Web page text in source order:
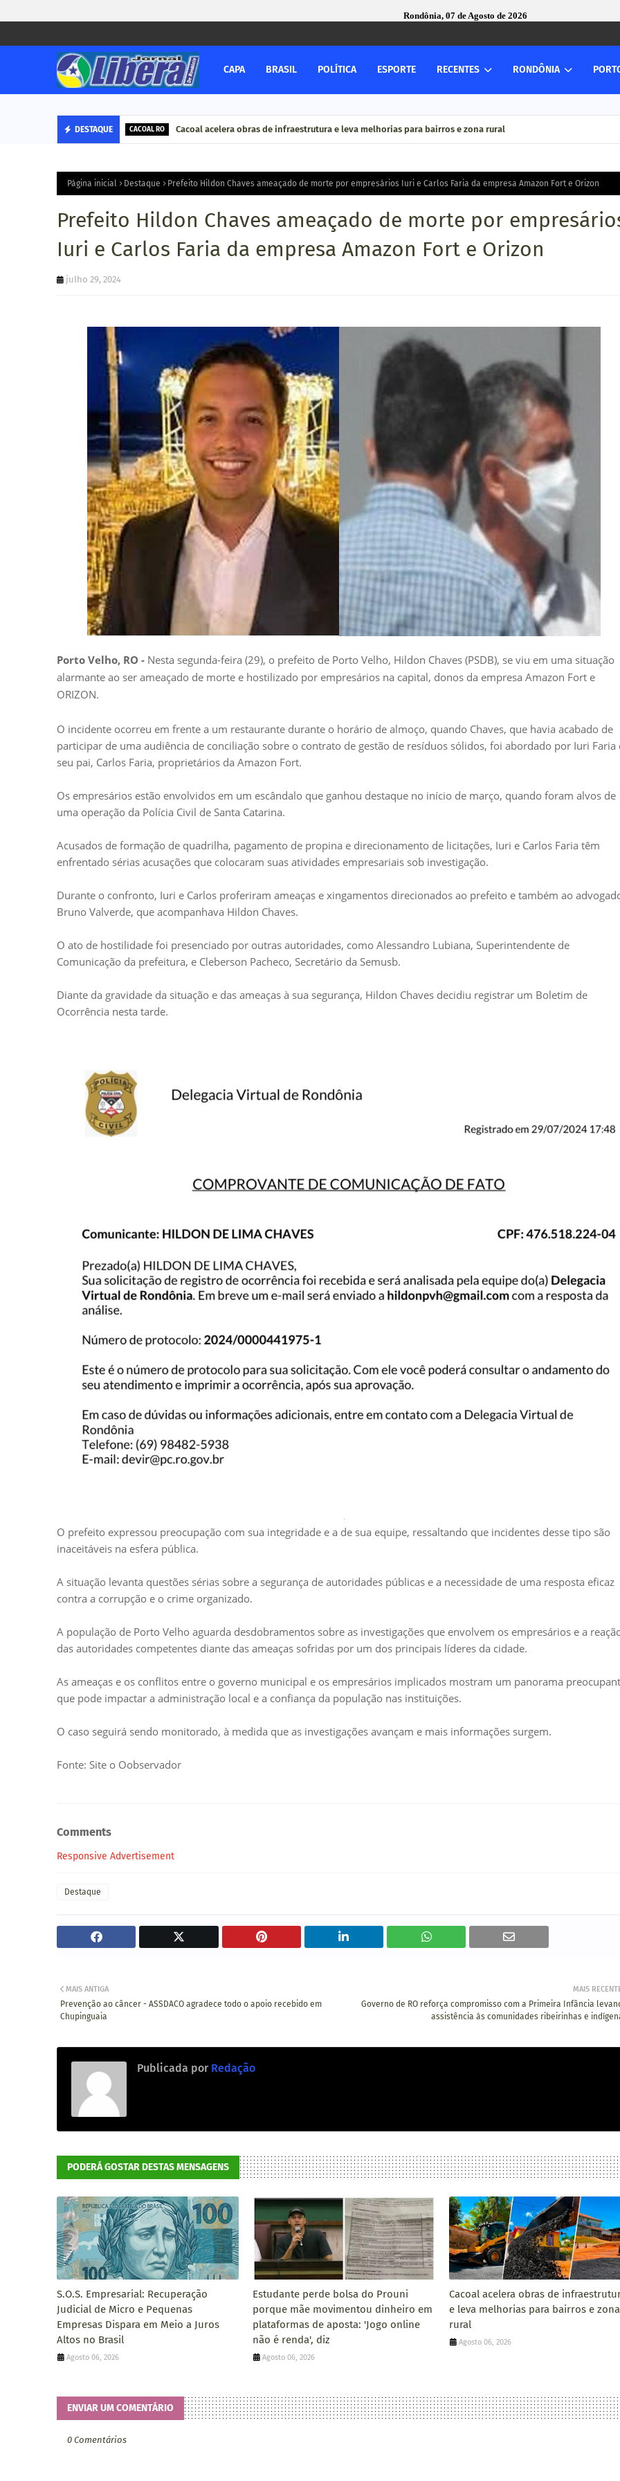
Rondônia, 07 de Agosto de 2026
CAPA BRASIL POLÍTICA ESPORTE RECENTES RONDÔNIA
DESTAQUE CACOAL RO Cacoal acelera obras de infraestrutura e leva melhorias para bairros e zona rural
Página inicial Destaque Prefeito Hildon Chaves ameaçado de morte por empresários Iuri e Carlos Faria da empresa Amazon Fort e Orizon
Prefeito Hildon Chaves ameaçado de morte por
Iuri e Carlos Faria da empresa Amazon Fort e Orizon
julho 29, 2024
Porto Velho, RO - Nesta segunda-feira (29), o prefeito de Porto Velho, Hildon Chaves (PSDB), se viu em uma situação
alarmante ao ser ameaçado de morte e hostilizado por empresários na capital, donos da empresa Amazon Fort e
ORIZON.
O incidente ocorreu em frente a um restaurante durante o horário de almoço, quando Chaves, que havia acabado de
participar de uma audiência de conciliação sobre o contrato de gestão de resíduos sólidos, foi abordado por Iuri Faria
seu pai, Carlos Faria, proprietários da Amazon Fort.
Os empresários estão envolvidos em um escândalo que ganhou destaque no início de março, quando foram alvos de
uma operação da Polícia Civil de Santa Catarina.
Acusados de formação de quadrilha, pagamento de propina e direcionamento de licitações, Iuri e Carlos Faria têm
enfrentado sérias acusações que colocaram suas atividades empresariais sob investigação.
Durante o confronto, Iuri e Carlos proferiram ameaças e xingamentos direcionados ao prefeito e também ao
Bruno Valverde, que acompanhava Hildon Chaves.
O ato de hostilidade foi presenciado por outras autoridades, como Alessandro Lubiana, Superintendente de
Comunicação da prefeitura, e Cleberson Pacheco, Secretário da Semusb.
Diante da gravidade da situação e das ameaças à sua segurança, Hildon Chaves decidiu registrar um Boletim de
Ocorrência nesta tarde.
O prefeito expressou preocupação com sua integridade e a de sua equipe, ressaltando que incidentes desse tipo são
inaceitáveis na esfera pública.
A situação levanta questões sérias sobre a segurança de autoridades públicas e a necessidade de uma resposta eficaz
contra a corrupção e o crime organizado.
A população de Porto Velho aguarda desdobramentos sobre as investigações que envolvem os empresários e a
das autoridades competentes diante das ameaças sofridas por um dos principais líderes da cidade.
As ameaças e os conflitos entre o governo municipal e os empresários implicados mostram um panorama
que pode impactar a administração local e a confiança da população nas instituições.
O caso seguirá sendo monitorado, à medida que as investigações avançam e mais informações surgem.
Fonte: Site o Oobservador
Comments
Responsive Advertisement
Destaque
MAIS
Governo de RO reforça compromisso com a Primeira Infância
assistência às comunidades ribeirinhas e
MAIS ANTIGA
Prevenção ao câncer - ​ASSDACO agradece todo o apoio recebido em
Chupinguaia
Publicada por Redação
PODERÁ GOSTAR DESTAS MENSAGENS
S.O.S. Empresarial: Recuperação
Judicial de Micro e Pequenas
Empresas Dispara em Meio a Juros
Altos no Brasil
Agosto 06, 2026
Estudante perde bolsa do Prouni
porque mãe movimentou dinheiro em
plataformas de aposta: 'Jogo online
não é renda', diz
Agosto 06, 2026
Cacoal acelera obras de
e leva melhorias para bairros e zona
rural
Agosto 06, 2026
ENVIAR UM COMENTÁRIO
0 Comentários